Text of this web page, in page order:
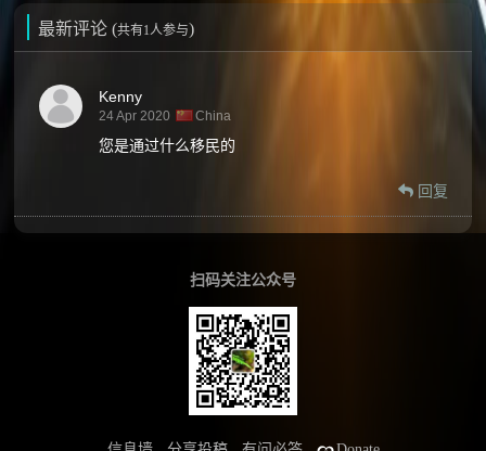
最新评论 (共有1人参与)
Kenny
24 Apr 2020 China
您是通过什么移民的
回复
扫码关注公众号